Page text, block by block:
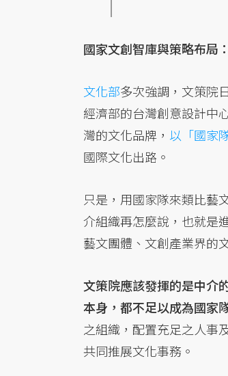
國家文創智庫與策略布
文化部多次強調，文策院
經濟部的台灣創意設計中
灣的文化品牌， 以「國家
國際文化出路。
只是，用國家隊來類比藝
介組織再怎麼說，也就是
藝文團體、文創產業界的
文策院應該發揮的是中介
本身，都不足以成為國家
之組織，配置充足之人事
共同推展文化事務。